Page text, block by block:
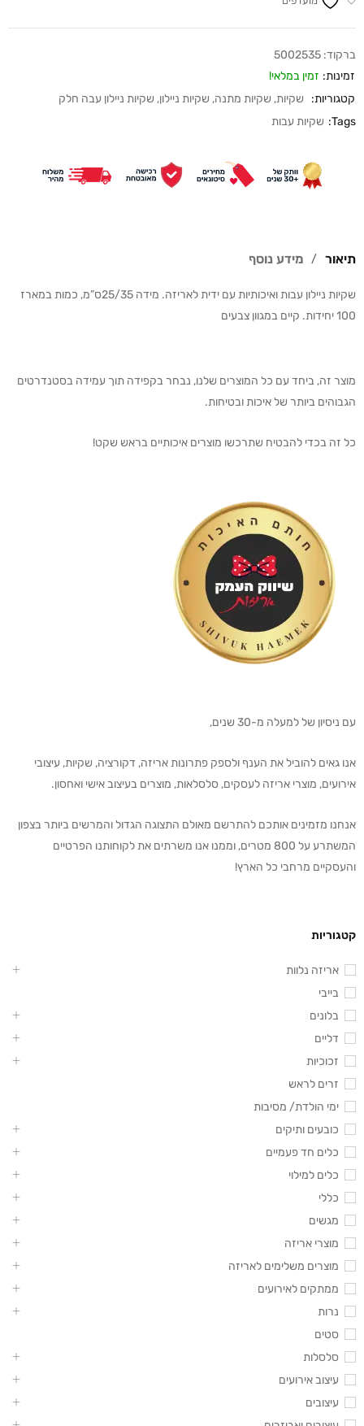
ברקוד: 5002535
זמינות: זמין במלאי!
קטגוריות:
שקיות, שקיות מתנה, שקיות ניילון, שקיות ניילון עבה חלק
Tags: שקיות עבות
תיאור מידע נוסף
שקיות ניילון עבות ואיכותיות עם ידית לאריזה. מידה 25/35ס”מ, כמות במארז
100 יחידות. קיים במגוון צבעים
מוצר זה, ביחד עם כל המוצרים שלנו, נבחר בקפידה תוך עמידה בסטנדרטים
הגבוהים ביותר של איכות ובטיחות.
כל זה בכדי להבטיח שתרכשו מוצרים איכותיים בראש שקט!
עם ניסיון של למעלה מ-30 שנים,
אנו גאים להוביל את הענף ולספק פתרונות אריזה, דקורציה, שקיות, עיצובי
אירועים, מוצרי אריזה לעסקים, סלסלאות, מוצרים בעיצוב אישי ואחסון.
אנחנו מזמינים אותכם להתרשם מאולם התצוגה הגדול והמרשים ביותר בצפון
המשתרע על 800 מטרים, וממנו אנו משרתים את לקוחותנו הפרטיים
והעסקיים מרחבי כל הארץ!
קטגוריות
אריזה נלוות
בייבי
בלונים
דליים
זכוכיות
זרים לראש
ימי הולדת/ מסיבות
כובעים ותיקים
כלים חד פעמיים
כלים למילוי
כללי
מגשים
מוצרי אריזה
מוצרים משלימים לאריזה
ממתקים לאירועים
נרות
סטים
סלסלות
עיצוב אירועים
עיצובים